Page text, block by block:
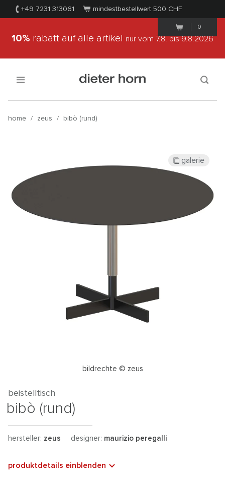
+49 7231 313061 mindestbestellwert 500 CHF
0
10% rabatt auf alle artikel nur vom 7.8.bis 9.8.2026
home / zeus / bibò (rund)
bildrechte © zeus
galerie
beistelltisch
bibò (rund)
hersteller: zeus designer: maurizio peregalli
produktdetails einblenden